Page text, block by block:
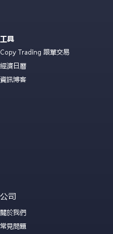
工具
Copy Trading 跟單交易
經濟日曆
資訊博客
公司
關於我們
常見問題